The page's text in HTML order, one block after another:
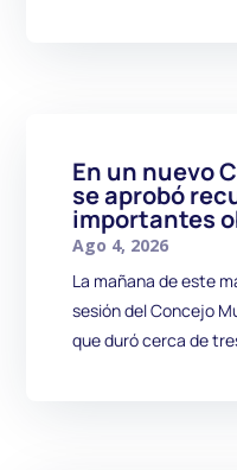
En un nuevo
se aprobó
importantes
Ago 4, 2026
La mañana de este
sesión del Concejo
que duró cerca de